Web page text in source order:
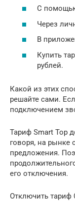
С
Через
В
Купить
рублей.
Какой из этих
решайте сами.
подключением
Тариф Smart Top
говоря, на рынке
предложения.
его отключения.
Отключить